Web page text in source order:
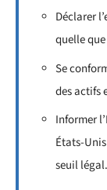
Déclarer
quelle
Se
des actifs
Informer
États-
seuil légal.